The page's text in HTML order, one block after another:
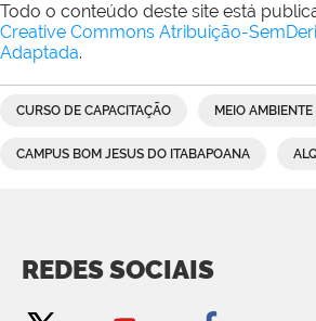
Todo o conteúdo deste site está
Creative Commons Atribuição-
Adaptada.
CURSO DE CAPACITAÇÃO MEIO AMBIENTE
CAMPUS BOM JESUS DO ITABAPOANA
REDES SOCIAIS